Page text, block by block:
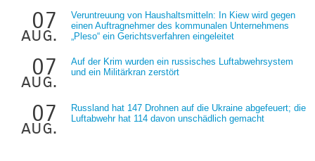
07
aug.
Veruntreuung von Haushaltsmitteln: In Kiew wird gegen
einen Auftragnehmer des kommunalen Unternehmens
„Pleso“ ein Gerichtsverfahren eingeleitet
07
aug.
Auf der Krim wurden ein russisches Luftabwehrsystem
und ein Militärkran zerstört
07
aug.
Russland hat 147 Drohnen auf die Ukraine abgefeuert; die
Luftabwehr hat 114 davon unschädlich gemacht